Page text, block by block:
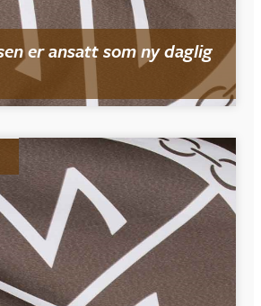
er ansatt som ny daglig